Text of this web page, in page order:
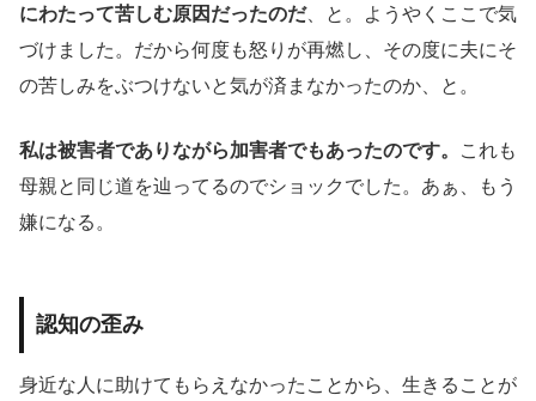
にわたって苦しむ原因だったのだ、と。ようやくここで気
づけました。だから何度も怒りが再燃し、その度に夫にそ
の苦しみをぶつけないと気が済まなかったのか、と。
私は被害者でありながら加害者でもあったのです。
これも
母親と同じ道を辿ってるのでショックでした。あぁ、もう
嫌になる。
認知の歪み
身近な人に助けてもらえなかったことから、生きることが